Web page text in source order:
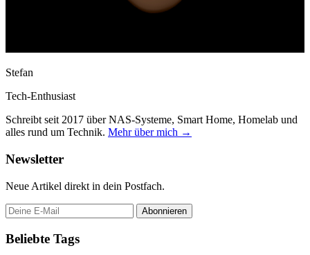
Stefan
Tech-Enthusiast
Schreibt seit 2017 über NAS-Systeme, Smart Home, Homelab und
alles rund um Technik. Mehr über mich →
Newsletter
Neue Artikel direkt in dein Postfach.
Abonnieren
Beliebte Tags